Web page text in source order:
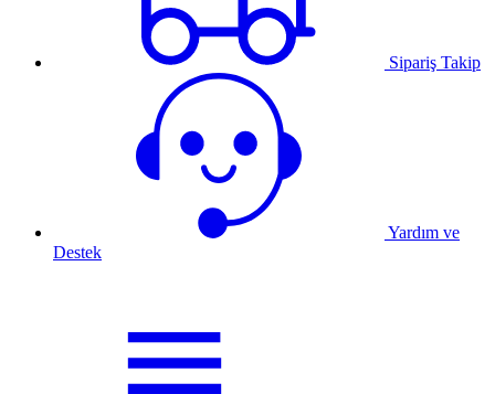
Sipariş Takip
Yardım ve
Destek